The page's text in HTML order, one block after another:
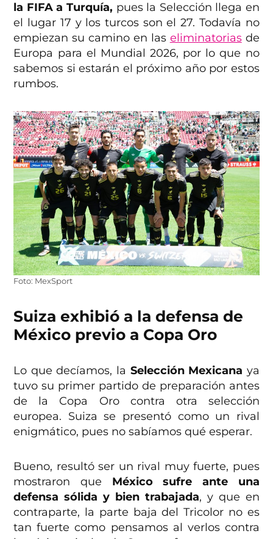
la FIFA a Turquía, pues la Selección llega en
el lugar 17 y los turcos son el 27. Todavía no
empiezan su camino en las eliminatoriasde
Europa para el Mundial 2026, por lo que no
sabemos si estarán el próximo año por estos
rumbos.
Foto: MexSport
Suiza exhibió a la defensa de
México previo a Copa Oro
Lo que decíamos, la Selección Mexicana ya
tuvo su primer partido de preparación antes
de la Copa Oro contra otra selección
europea. Suiza se presentó como un rival
enigmático, pues no sabíamos qué esperar.
Bueno, resultó ser un rival muy fuerte, pues
mostraron que México sufre ante una
defensa sólida y bien trabajada, y que en
contraparte, la parte baja del Tricolor no es
tan fuerte como pensamos al verlos contra